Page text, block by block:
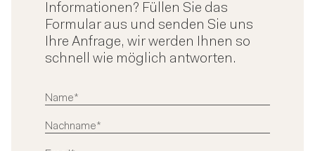
Informationen? Füllen Sie das
Formular aus und senden Sie uns
Ihre Anfrage, wir werden Ihnen so
schnell wie möglich antworten.